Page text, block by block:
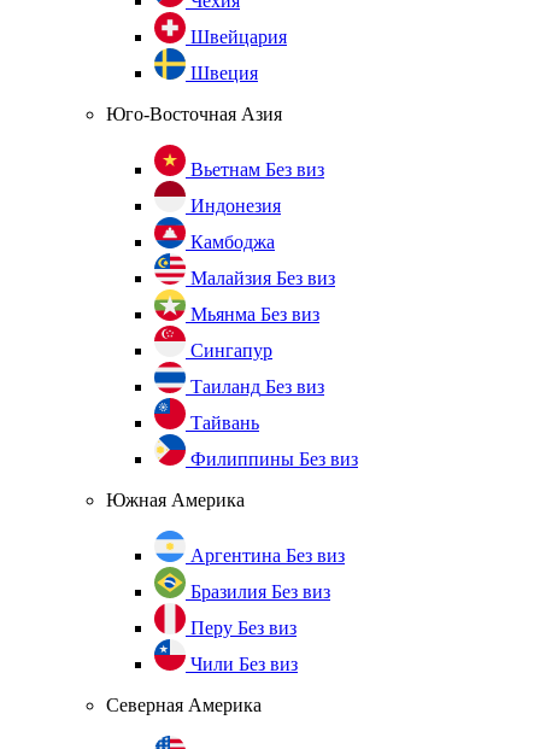
Швейцария
Швеция
Юго-Восточная Азия
Вьетнам Без виз
Индонезия
Камбоджа
Малайзия Без виз
Мьянма Без виз
Сингапур
Таиланд Без виз
Тайвань
Филиппины Без виз
Южная Америка
Аргентина Без виз
Бразилия Без виз
Перу Без виз
Чили Без виз
Северная Америка